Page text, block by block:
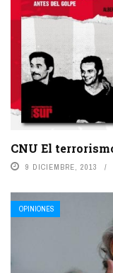
CNU El
9 DICIEMBRE, 2013
OPINIONES